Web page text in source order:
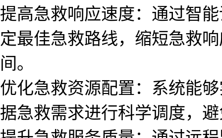
提高急救响应速度：通过智
定最佳急救路线，缩短急救
间。
优化急救资源配置：系统能
据急救需求进行科学调度，